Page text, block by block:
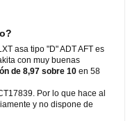
asa tipo "D" ADT AFT es
con muy buenas
de 8,97 sobre 10 en 58
Por lo que hace al
y no dispone de